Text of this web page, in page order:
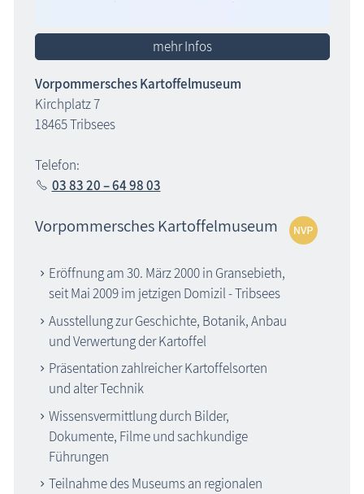
mehr Infos
Vorpommersches Kartoffelmuseum
Kirchplatz 7
18465 Tribsees
Telefon:
03 83 20 – 64 98 03
Vorpommersches Kartoffelmuseum
Eröffnung am 30. März 2000 in Gransebieth,
seit Mai 2009 im jetzigen Domizil - Tribsees
Ausstellung zur Geschichte, Botanik, Anbau
und Verwertung der Kartoffel
Präsentation zahlreicher Kartoffelsorten
und alter Technik
Wissensvermittlung durch Bilder,
Dokumente, Filme und sachkundige
Führungen
Teilnahme des Museums an regionalen